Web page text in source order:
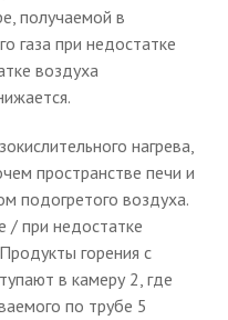
получаемой в
газа при недостатке
воздуха
нагрева,
пространстве печи и
подогретого воздуха.
/ при недостатке
горения с
в камеру 2, где
по трубе 5